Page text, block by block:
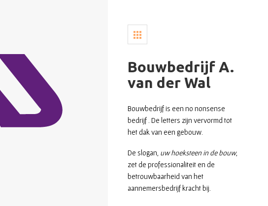
Bouwbedrijf A.
van der Wal
Bouwbedrijf is een no nonsense
bedrijf . De letters zijn vervormd tot
het dak van een gebouw.
De slogan, uw hoeksteen in de bouw,
zet de professionaliteit en de
betrouwbaarheid van het
aannemersbedrijf kracht bij.